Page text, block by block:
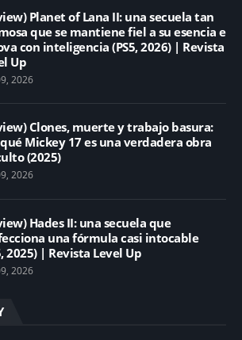
Planet of Lana II: una secuela tan
que se mantiene fiel a su esencia e
con inteligencia (PS5, 2026) | Revista
Up
2026
Clones, muerte y trabajo basura:
Mickey 17 es una verdadera obra
(2025)
2026
Hades II: una secuela que
una fórmula casi intocable
2025) | Revista Level Up
2026